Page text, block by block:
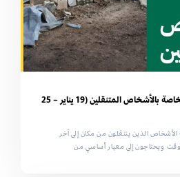
الأحداث والتطورات الخاصة بالأشخاص المتنقلين (19 يناير – 25
الذين ينتقلون من مكان إلى آخر
ويحتاجون إلى معيار أساسي من